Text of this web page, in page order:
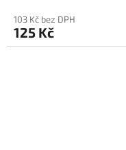
103 Kč bez DPH
125 Kč